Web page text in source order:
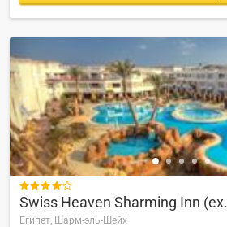

Египет, Шарм-эль-Шейх